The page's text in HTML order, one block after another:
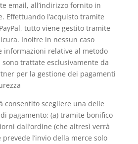
email, all’indirizzo fornito in
Effettuando l’acquisto tramite
tutto viene gestito tramite
Inoltre in nessun caso
informazioni relative al metodo
trattate esclusivamente da
per la gestione dei pagamenti
consentito scegliere una delle
pagamento: (a) tramite bonifico
dall’ordine (che altresì verrà
l’invio della merce solo